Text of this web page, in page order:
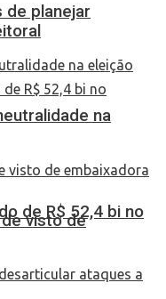
de R$ 52,4 bi no
de planejar
na
visto de